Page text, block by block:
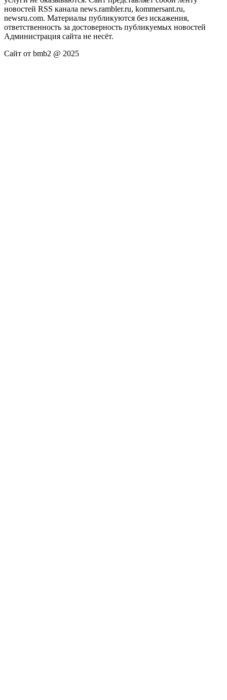
новостей RSS канала news.rambler.ru, kommersant.ru,
newsru.com. Материалы публикуются без искажения,
ответственность за достоверность публикуемых новостей
Администрация сайта не несёт.
Сайт от bmb2 @ 2025